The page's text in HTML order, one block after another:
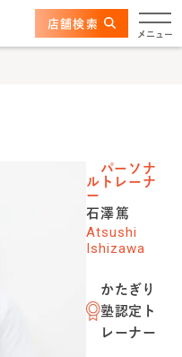
本文へ
メニュー
店舗検索
パーソナ
ルトレーナ
ー
石澤篤
Atsushi
Ishizawa
かたぎり
塾認定ト
レーナー